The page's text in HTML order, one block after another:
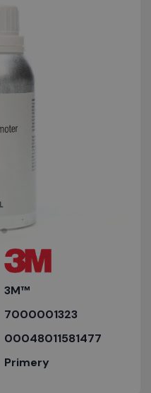
3M™
7000001323
00048011581477
Primery